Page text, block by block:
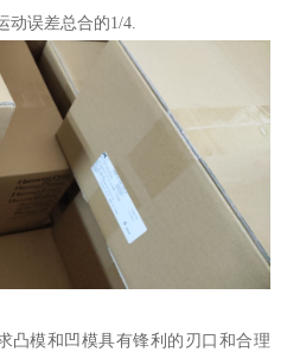
动误差总合的1/4.
凸模和凹模具有锋利的刃口和合理